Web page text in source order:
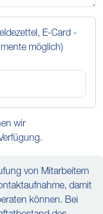
E-Card -
möglich)
wir
von Mitarbeitern
damit
können. Bei